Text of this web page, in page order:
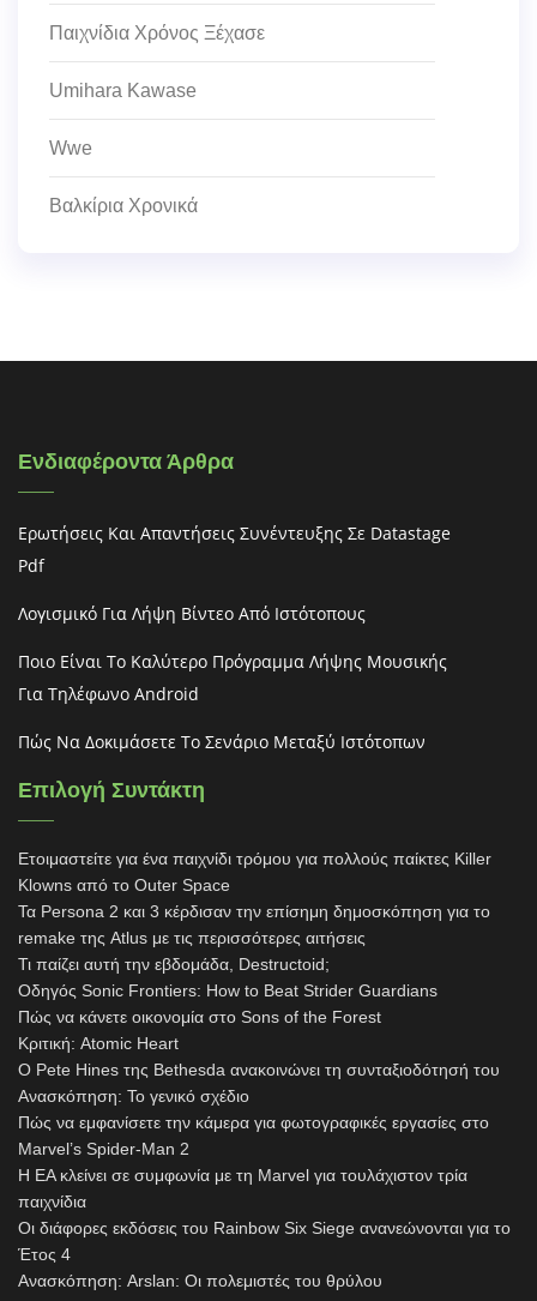
Παιχνίδια Χρόνος Ξέχασε
Umihara Kawase
Wwe
Βαλκίρια Χρονικά
Ενδιαφέροντα Άρθρα
Ερωτήσεις Και Απαντήσεις Συνέντευξης Σε Datastage
Pdf
Λογισμικό Για Λήψη Βίντεο Από Ιστότοπους
Ποιο Είναι Το Καλύτερο Πρόγραμμα Λήψης Μουσικής
Για Τηλέφωνο Android
Πώς Να Δοκιμάσετε Το Σενάριο Μεταξύ Ιστότοπων
Επιλογή Συντάκτη
Ετοιμαστείτε για ένα παιχνίδι τρόμου για πολλούς παίκτες Killer
Klowns από το Outer Space
Τα Persona 2 και 3 κέρδισαν την επίσημη δημοσκόπηση για το
remake της Atlus με τις περισσότερες αιτήσεις
Τι παίζει αυτή την εβδομάδα, Destructoid;
Οδηγός Sonic Frontiers: How to Beat Strider Guardians
Πώς να κάνετε οικονομία στο Sons of the Forest
Κριτική: Atomic Heart
Ο Pete Hines της Bethesda ανακοινώνει τη συνταξιοδότησή του
Ανασκόπηση: Το γενικό σχέδιο
Πώς να εμφανίσετε την κάμερα για φωτογραφικές εργασίες στο
Marvel’s Spider-Man 2
Η EA κλείνει σε συμφωνία με τη Marvel για τουλάχιστον τρία
παιχνίδια
Οι διάφορες εκδόσεις του Rainbow Six Siege ανανεώνονται για το
Έτος 4
Ανασκόπηση: Arslan: Οι πολεμιστές του θρύλου